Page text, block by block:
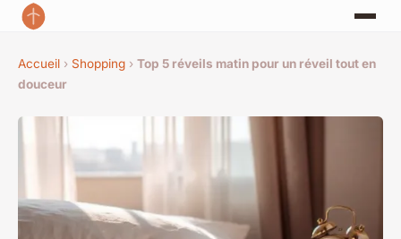
Accueil › Shopping › Top 5 réveils matin pour un réveil tout en
douceur